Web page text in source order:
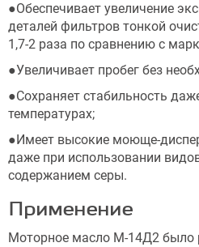
●Обеспечивает увеличение
деталей фильтров тонкой
1,7-2 раза по сравнению с
●Увеличивает пробег без
●Сохраняет стабильность
температурах;
●Имеет высокие моюще-
даже при использовании
содержанием серы.
Применение
Моторное масло М-14Д2 было